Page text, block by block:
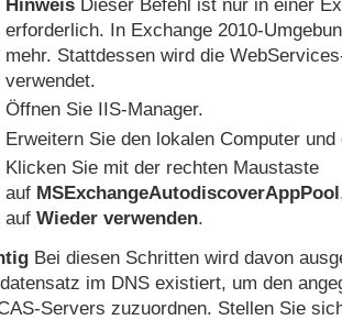
Hinweis Dieser Befehl ist nur in einer
erforderlich. In Exchange 2010-
mehr. Stattdessen wird die
verwendet.
Öffnen Sie IIS-Manager.
Erweitern Sie den lokalen Computer
Klicken Sie mit der rechten Maustaste
auf MSExchangeAutodiscoverAppPool
auf Wieder verwenden.
Bei diesen Schritten wird davon
im DNS existiert, um den
Servers zuzuordnen. Stellen Sie